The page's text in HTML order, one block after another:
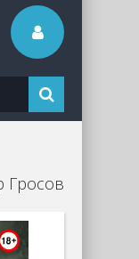
Гросов